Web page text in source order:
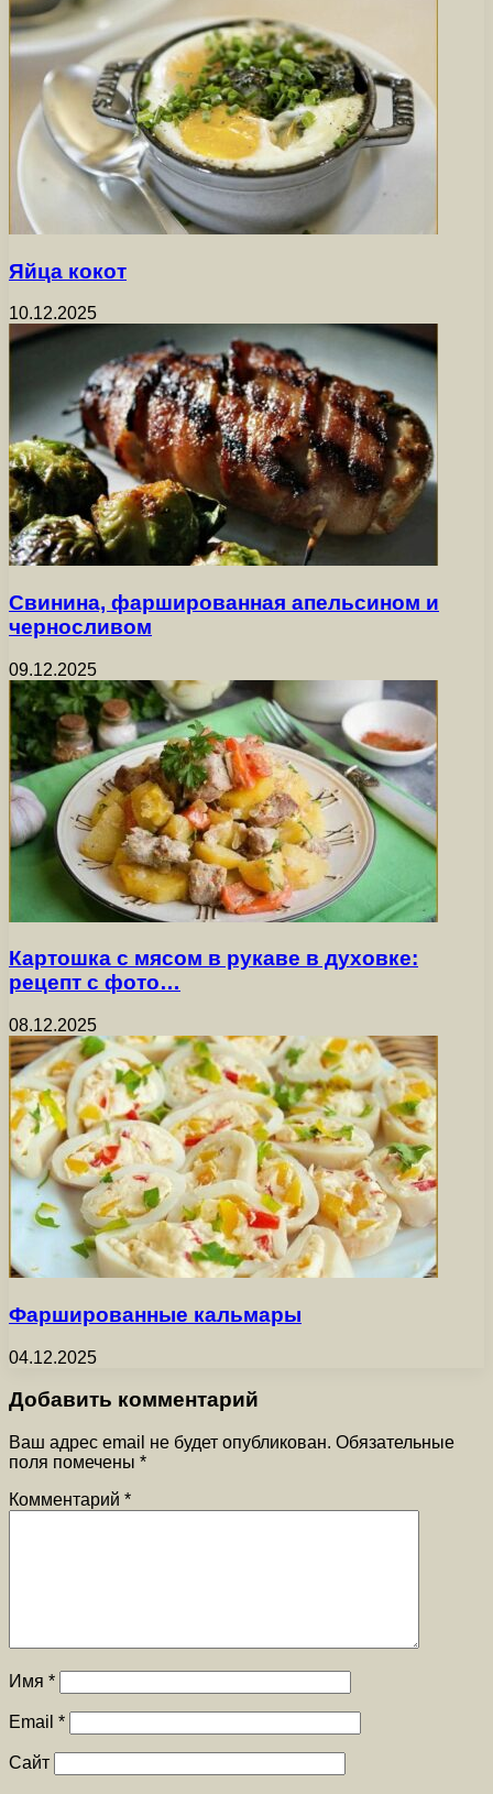
Яйца кокот
10.12.2025
Свинина, фаршированная апельсином и
черносливом
09.12.2025
Картошка с мясом в рукаве в духовке:
рецепт с фото…
08.12.2025
Фаршированные кальмары
04.12.2025
Добавить комментарий
Ваш адрес email не будет опубликован. Обязательные
поля помечены *
Комментарий *
Имя *
Email *
Сайт